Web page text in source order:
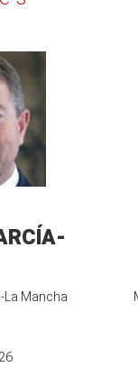
La Mancha